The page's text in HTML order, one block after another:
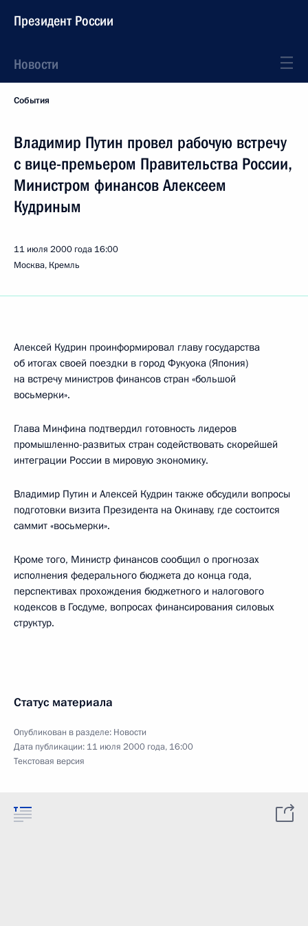
Президент России
Новости
События
Владимир Путин провел рабочую встречу
с вице-премьером Правительства России,
Министром финансов Алексеем
Кудриным
11 июля 2000 года 16:00
Москва, Кремль
Алексей Кудрин проинформировал главу государства
об итогах своей поездки в город Фукуока (Япония)
на встречу министров финансов стран «большой
восьмерки».
Глава Минфина подтвердил готовность лидеров
промышленно-развитых стран содействовать скорейшей
интеграции России в мировую экономику.
Владимир Путин и Алексей Кудрин также обсудили вопросы
подготовки визита Президента на Окинаву, где состоится
саммит «восьмерки».
Кроме того, Министр финансов сообщил о прогнозах
исполнения федерального бюджета до конца года,
перспективах прохождения бюджетного и налогового
кодексов в Госдуме, вопросах финансирования силовых
структур.
Статус материала
Опубликован в разделе: Новости
Дата публикации: 11 июля 2000 года, 16:00
Текстовая версия